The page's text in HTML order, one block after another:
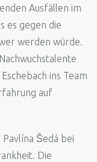
Ausfällen im
es gegen die
werden würde.
ins Team
auf
Šedá bei
Die